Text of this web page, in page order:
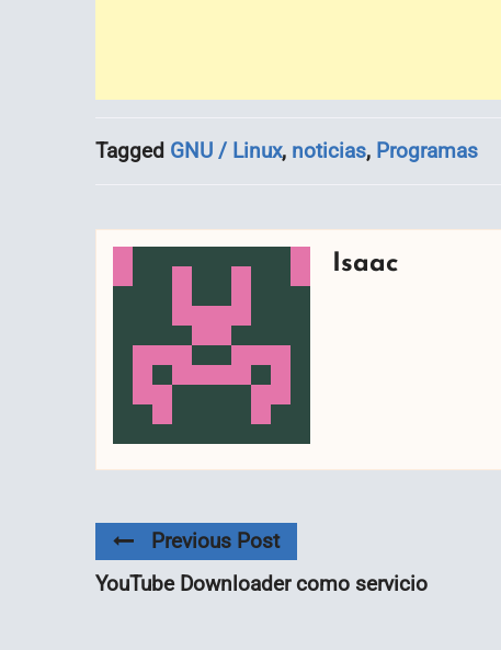
Tagged GNU / Linux, noticias, Programas
Isaac
Previous Post
YouTube Downloader como servicio